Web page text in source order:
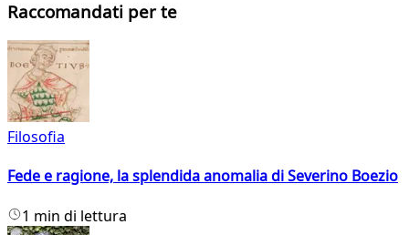
Raccomandati per te
Filosofia
Fede e ragione, la splendida anomalia di Severino Boezio
1 min di lettura